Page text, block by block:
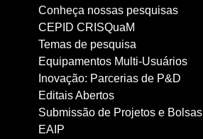
Conheça nossas pesquisas
CEPID CRISQuaM
Temas de pesquisa
Equipamentos Multi-Usuários
Inovação: Parcerias de P&D
Editais Abertos
Submissão de Projetos e Bolsas
EAIP